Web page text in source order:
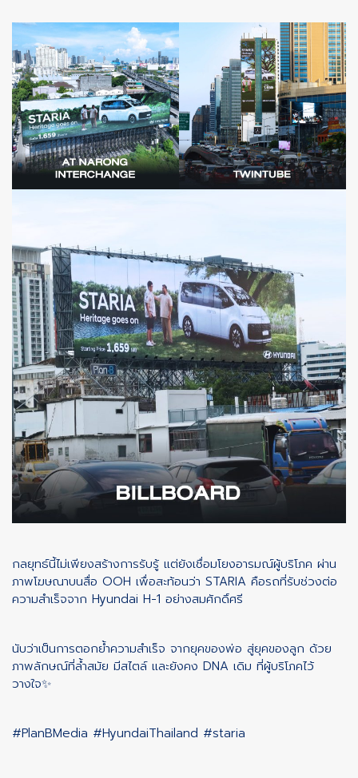
กลยุทธ์นี้ไม่เพียงสร้างการรับรู้ แต่ยังเชื่อมโยงอารมณ์ผู้บริโภค ผ่าน
ภาพโฆษณาบนสื่อ OOH เพื่อสะท้อนว่า STARIA คือรถที่รับช่วงต่อ
ความสำเร็จจาก Hyundai H-1 อย่างสมศักดิ์ศรี
นับว่าเป็นการตอกย้ำความสำเร็จ จากยุคของพ่อ สู่ยุคของลูก ด้วย
ภาพลักษณ์ที่ล้ำสมัย มีสไตล์ และยังคง DNA เดิม ที่ผู้บริโภคไว้
วางใจ✨
#PlanBMedia #HyundaiThailand #staria